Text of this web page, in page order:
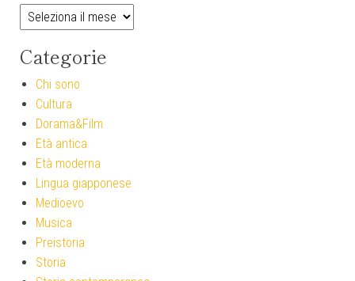
Archivi
Categorie
Chi sono
Cultura
Dorama&Film
Età antica
Età moderna
Lingua giapponese
Medioevo
Musica
Preistoria
Storia